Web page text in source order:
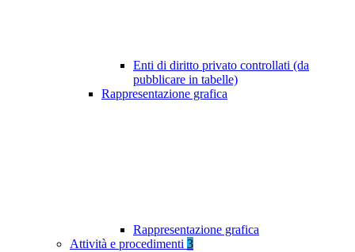
Enti di diritto privato controllati (da
pubblicare in tabelle)
Rappresentazione grafica
Rappresentazione grafica
Attività e procedimenti 3